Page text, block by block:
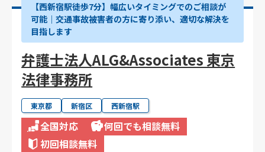
【西新宿駅徒歩7分】幅広いタイミングでのご相談が
可能｜交通事故被害者の方に寄り添い、適切な解決を
目指します
弁護士法人ALG&Associates 東京
法律事務所
東京都 新宿区 西新宿駅
全国対応
何回でも相談無料
初回相談無料